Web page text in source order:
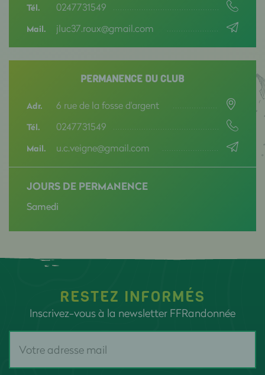
Tél. 0247731549
Mail. jluc37.roux@gmail.com
PERMANENCE DU CLUB
Adr. 6 rue de la fosse d'argent
Tél. 0247731549
Mail. u.c.veigne@gmail.com
JOURS DE PERMANENCE
Samedi
RESTEZ INFORMÉS
Inscrivez-vous à la newsletter FFRandonnée